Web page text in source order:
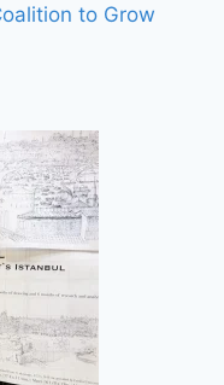
to Grow